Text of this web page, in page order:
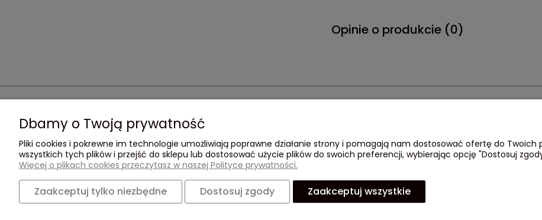
Opinie o produkcie (0)
Pomoc
Odstąpienie umowy /
reklamacje
Moje konto
Twoje zamówienia
Ustawienia konta
Dostawa i płatność
Regulamin
Polityka Prywatności
O
Dbamy o Twoją prywatność
Pliki cookies i pokrewne im technologie umożliwiają poprawne działanie strony i pomagają nam dostosować ofertę do Twoich
wszystkich tych plików i przejść do sklepu lub dostosować użycie plików do swoich preferencji, wybierając opcję "Dostosuj
Więcej o plikach cookies przeczytasz w naszej Polityce prywatności.
Zaakceptuj tylko niezbędne Dostosuj zgody Zaakceptuj wszystkie